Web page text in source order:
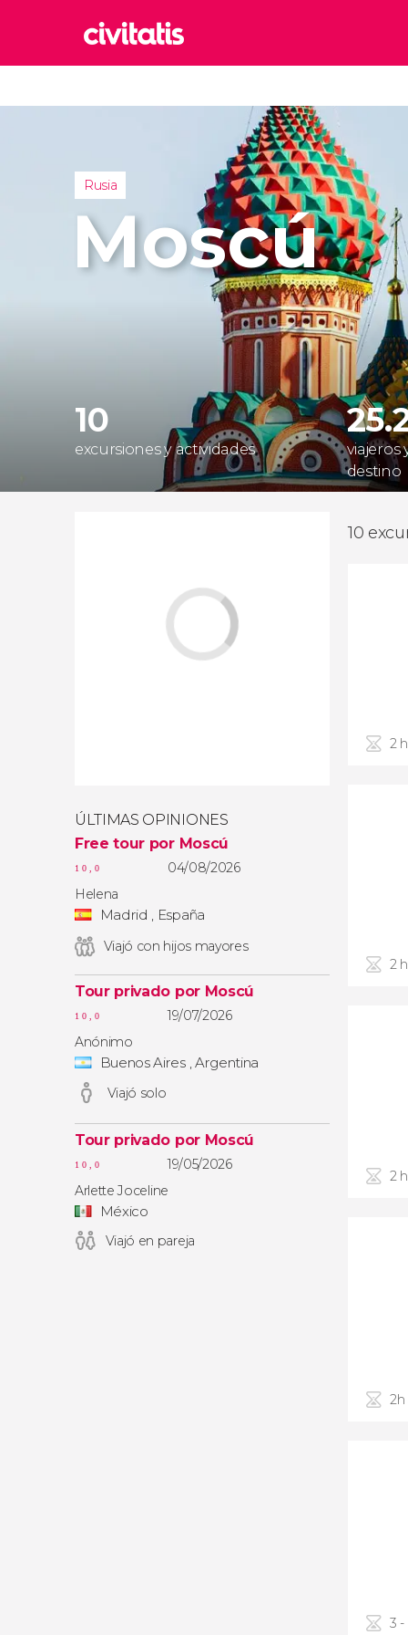
Italia
Reino
Turquía
Rusia
Moscú
10
excursiones y actividades
viajeros
destino
ÚLTIMAS OPINIONES
Free tour por Moscú
10,0
04/08/2026
Helena
Madrid , España
Viajó con hijos mayores
Tour privado por Moscú
10,0
19/07/2026
Anónimo
Buenos Aires , Argentina
Viajó solo
Tour privado por Moscú
10,0
19/05/2026
Arlette Joceline
México
Viajó en pareja
10
2
2
2
3 -